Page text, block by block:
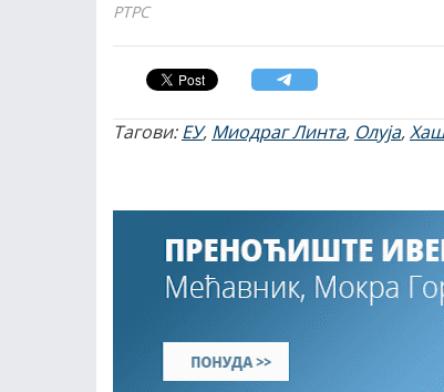
РТРС
Тагови:ЕУ, Миодраг Линта, Олуја,